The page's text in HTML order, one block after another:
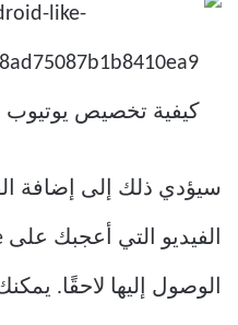
سيؤدي ذلك إلى إضافة
الوصول إليها لاحقًا.